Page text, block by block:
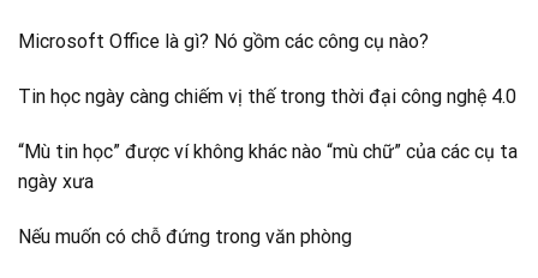
Microsoft Office là gì? Nó gồm các công cụ nào?
Tin học ngày càng chiếm vị thế trong thời đại công nghệ 4.0
“Mù tin học” được ví không khác nào “mù chữ” của các cụ ta
ngày xưa
Nếu muốn có chỗ đứng trong văn phòng